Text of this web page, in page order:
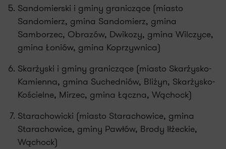
Sandomierski i gminy graniczące (miasto
Sandomierz, gmina Sandomierz, gmina
Samborzec, Obrazów, Dwikozy, gmina Wilczyce,
gmina Łoniów, gmina Koprzywnica)
Skarżyski i gminy graniczące (miasto Skarżysko-
Kamienna, gmina Suchedniów, Bliżyn, Skarżysko-
Kościelne, Mirzec, gmina Łączna, Wąchock)
Starachowicki (miasto Starachowice, gmina
Starachowice, gminy Pawłów, Brody Iłżeckie,
Wąchock)